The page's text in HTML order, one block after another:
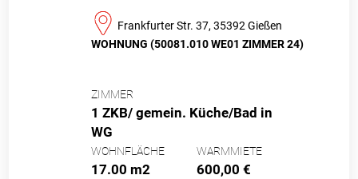
Frankfurter Str. 37, 35392 Gießen
WOHNUNG (50081.010 WE01 ZIMMER 24)
ZIMMER
1 ZKB/ gemein. Küche/Bad in
WG
WOHNFLÄCHE
17.00 m2
WARMMIETE
600,00 €